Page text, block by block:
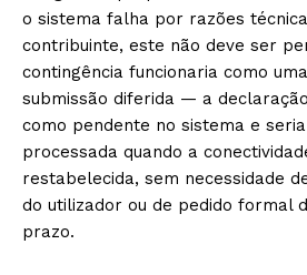
o sistema falha por razões
contribuinte, este não deve ser
contingência funcionaria como
submissão diferida — a
como pendente no sistema e
processada quando a
restabelecida, sem necessidade
do utilizador ou de pedido formal
prazo.